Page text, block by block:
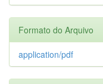
Formato do Arquivo
application/pdf